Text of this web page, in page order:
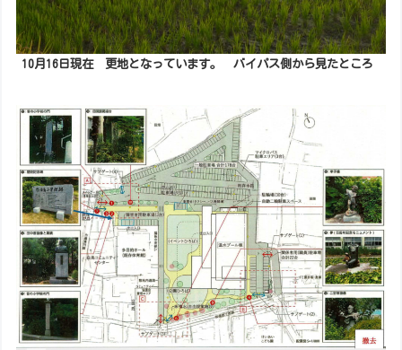
10月16日現在 更地となっています。 バイパス側から見たところ